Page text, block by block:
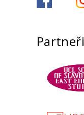
Partneři